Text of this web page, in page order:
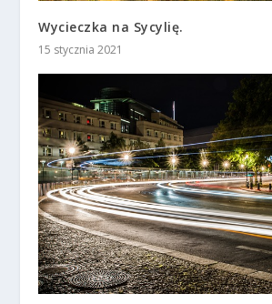
Wycieczka na Sycylię.
15 stycznia 2021